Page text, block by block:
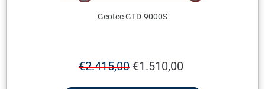
Geotec GTD-9000S
€2.415,00 €1.510,00